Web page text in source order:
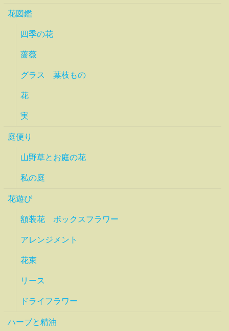
花図鑑
四季の花
薔薇
グラス 葉枝もの
花
実
庭便り
山野草とお庭の花
私の庭
花遊び
額装花 ボックスフラワー
アレンジメント
花束
リース
ドライフラワー
ハーブと精油